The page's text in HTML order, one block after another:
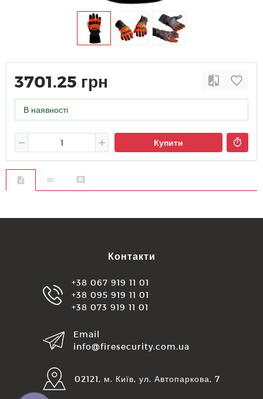
3701.25 грн
В наявності
Купити
Контакти
+38 067 919 11 01
+38 095 919 11 01
+38 073 919 11 01
Email
info@firesecurity.com.ua
02121, м. Київ, ул. Автопаркова, 7